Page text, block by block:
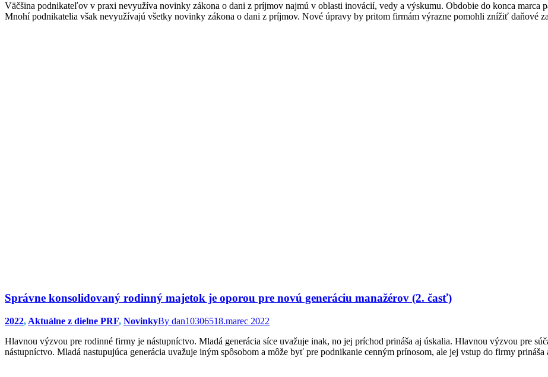
Väčšina podnikateľov v praxi nevyužíva novinky zákona o dani z príjmov najmú v oblasti inovácií, vedy a výskumu. Obdobie do konca marca
Mnohí podnikatelia však nevyužívajú všetky novinky zákona o dani z príjmov. Nové úpravy by pritom firmám výrazne pomohli znížiť daňové
Správne konsolidovaný rodinný majetok je oporou pre novú generáciu manažérov (2. časť)
2022, Aktuálne z dielne PRF, NovinkyBy dan10306518.marec 2022
Hlavnou výzvou pre rodinné firmy je nástupníctvo. Mladá generácia síce uvažuje inak, no jej príchod prináša aj úskalia. Hlavnou výzvou pre
nástupníctvo. Mladá nastupujúca generácia uvažuje iným spôsobom a môže byť pre podnikanie cenným prínosom, ale jej vstup do firmy